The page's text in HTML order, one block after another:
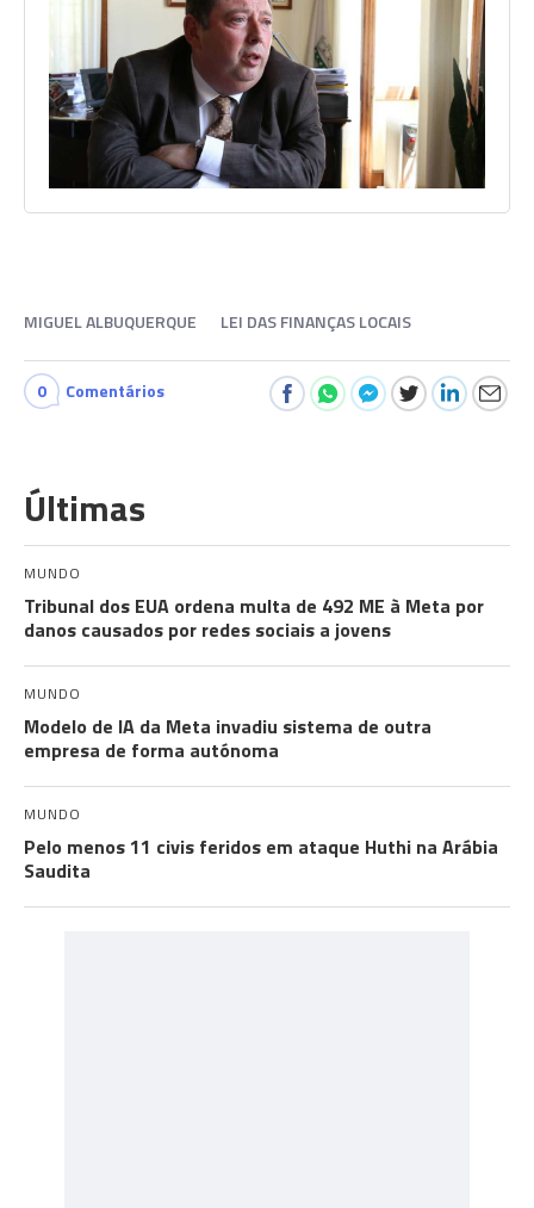
MIGUEL ALBUQUERQUE LEI DAS FINANÇAS LOCAIS
0 Comentários
Últimas
MUNDO
Tribunal dos EUA ordena multa de 492 ME à Meta por
danos causados por redes sociais a jovens
MUNDO
Modelo de IA da Meta invadiu sistema de outra
empresa de forma autónoma
MUNDO
Pelo menos 11 civis feridos em ataque Huthi na Arábia
Saudita